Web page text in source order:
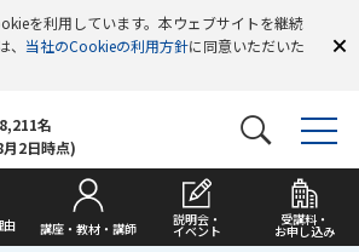
を利用しています。本ウェブサイトを継続
当社のCookieの利用方針に同意いただいた
名
2日時点)
由 講座・教材・講師
説明会・
イベント
受講料・
お申し込み